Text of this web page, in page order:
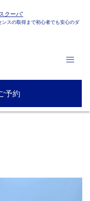
クーバ'
スの取得まで初心者でも安心のダ
予約